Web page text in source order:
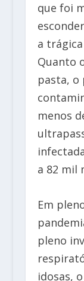
que foi
a
Quanto
pasta, o
menos
a 82 mil
Em
pleno
idosas,